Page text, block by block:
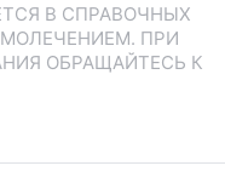
В СПРАВОЧНЫХ
ПРИ
ОБРАЩАЙТЕСЬ К